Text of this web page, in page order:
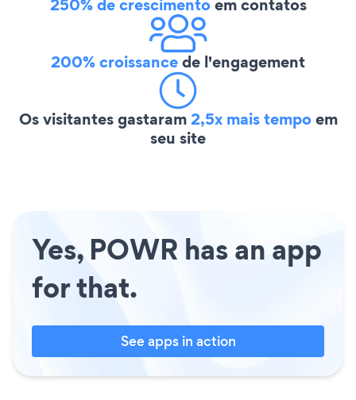
200% croissancede l'engagement
Os visitantes gastaram2,5x mais tempoem
seu site
Yes, POWR has an app
for that.
See apps in action